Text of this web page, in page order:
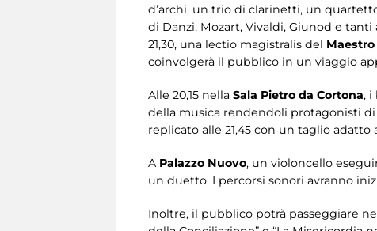
d’archi, un trio di clarinetti, un
di Danzi, Mozart, Vivaldi, Giunod e
21,30, una lectio magistralis del Maestro
coinvolgerà il pubblico in un viaggio
Alle 20,15 nella Sala Pietro da Cortona, i
della musica rendendoli protagonisti
replicato alle 21,45 con un taglio
A Palazzo Nuovo, un violoncello
un duetto. I percorsi sonori avranno
Inoltre, il pubblico potrà passeggiare